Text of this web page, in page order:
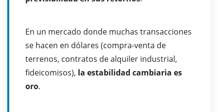
En un mercado donde muchas transacciones
se hacen en dólares (compra-venta de
terrenos, contratos de alquiler industrial,
fideicomisos), la estabilidad cambiaria es
oro.